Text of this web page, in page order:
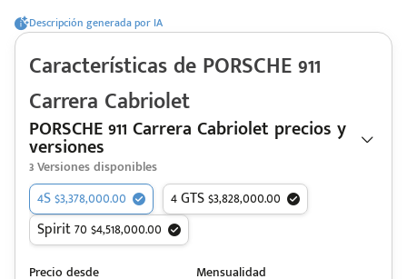
Descripción generada por IA
Características de PORSCHE911
Carrera Cabriolet
PORSCHE 911 Carrera Cabriolet precios y
versiones
3Versiones disponibles
4S $3,378,000.00
4 GTS $3,828,000.00
Spirit 70 $4,518,000.00
Precio desde Mensualidad